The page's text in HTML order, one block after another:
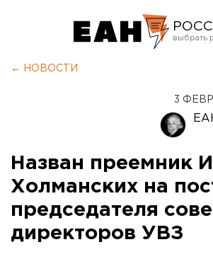
← НОВОСТИ
3
Назван преемник
Холманских на
председателя
директоров УВЗ